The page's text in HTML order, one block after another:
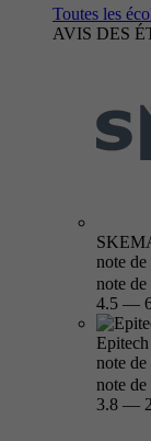
Toutes les
AVIS DES
note de
note
4.5 —
note de
note
3.8 —